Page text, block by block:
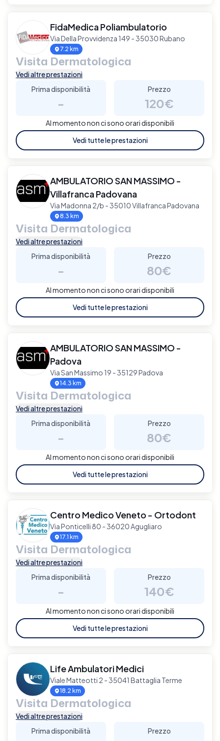
FidaMedica Poliambulatorio
Via Della Provvidenza 149 - 35030 Rubano
7.2 km
Visita Dermatologica
Vedi altre prestazioni
Prima disponibilità
-
Prezzo
120€
Al momento non ci sono orari disponibili
Vedi tutte le prestazioni
AMBULATORIO SAN MASSIMO -
Villafranca Padovana
Via Madonna 2/b - 35010 Villafranca Padovana
8.3 km
Visita Dermatologica
Vedi altre prestazioni
Prima disponibilità
-
Prezzo
80€
Al momento non ci sono orari disponibili
Vedi tutte le prestazioni
AMBULATORIO SAN MASSIMO -
Padova
Via San Massimo 19 - 35129 Padova
14.3 km
Visita Dermatologica
Vedi altre prestazioni
Prima disponibilità
-
Prezzo
80€
Al momento non ci sono orari disponibili
Vedi tutte le prestazioni
Centro Medico Veneto - Ortodont
Via Ponticelli 80 - 36020 Agugliaro
17.1 km
Visita Dermatologica
Vedi altre prestazioni
Prima disponibilità
-
Prezzo
140€
Al momento non ci sono orari disponibili
Vedi tutte le prestazioni
Life Ambulatori Medici
Viale Matteotti 2 - 35041 Battaglia Terme
18.2 km
Visita Dermatologica
Vedi altre prestazioni
Prima disponibilità
Prezzo